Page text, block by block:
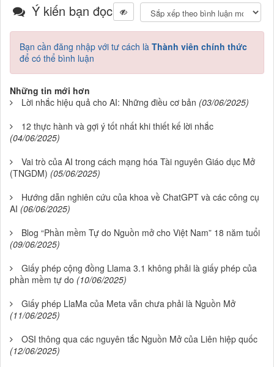
Ý kiến bạn đọc
Bạn cần đăng nhập với tư cách là Thành viên chính thức
để có thể bình luận
Những tin mới hơn
Lời nhắc hiệu quả cho AI: Những điều cơ bản (03/06/2025)
12 thực hành và gợi ý tốt nhất khi thiết kế lời nhắc
(04/06/2025)
Vai trò của AI trong cách mạng hóa Tài nguyên Giáo dục Mở
(TNGDM) (05/06/2025)
Hướng dẫn nghiên cứu của khoa về ChatGPT và các công cụ
AI (06/06/2025)
Blog “Phần mềm Tự do Nguồn mở cho Việt Nam” 18 năm tuổi
(09/06/2025)
Giấy phép cộng đồng Llama 3.1 không phải là giấy phép của
phần mềm tự do (10/06/2025)
Giấy phép LlaMa của Meta vẫn chưa phải là Nguồn Mở
(11/06/2025)
OSI thông qua các nguyên tắc Nguồn Mở của Liên hiệp quốc
(12/06/2025)